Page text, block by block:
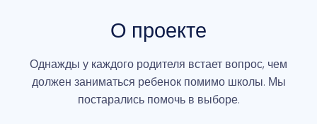
О проекте
Однажды у каждого родителя встает вопрос, чем
должен заниматься ребенок помимо школы. Мы
постарались помочь в выборе.